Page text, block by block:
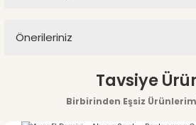
Önerileriniz
Bu ürünün fiyat bilgisi, resim, ürün
konularda yetersiz gördüğünüz noktaları
Tavsiye
Birbirinden Eşsiz